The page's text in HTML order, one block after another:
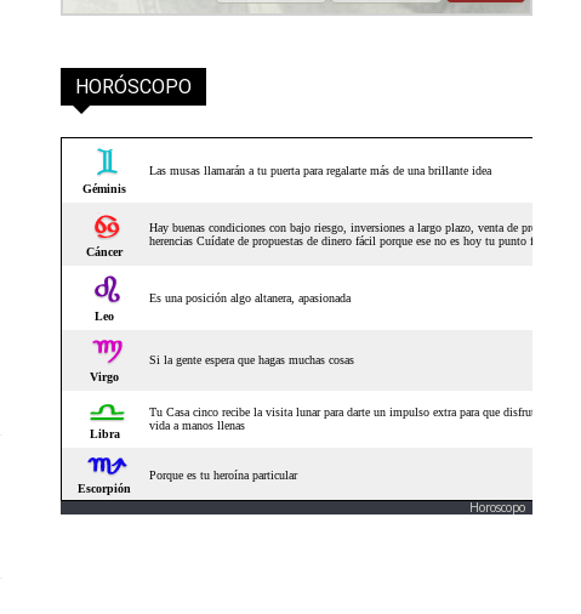
HORÓSCOPO
Horoscopo